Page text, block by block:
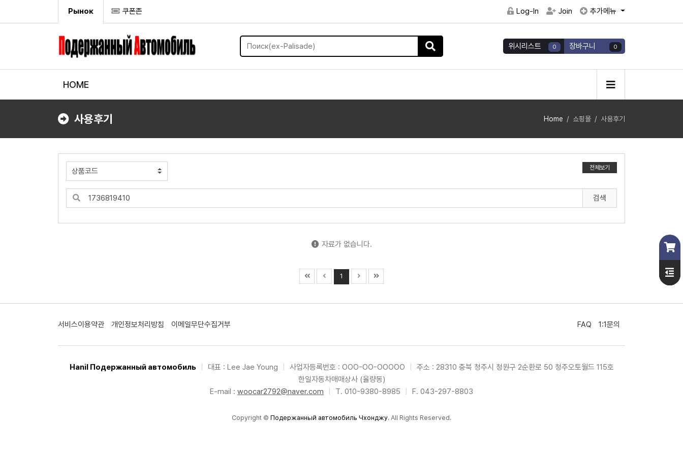
Рынок 쿠폰존 Log-In Join 추가메뉴
위시리스트 0 장바구니 0
HOME
사용후기 Home 쇼핑몰 사용후기
전체보기
검색
자료가 없습니다.
1
서비스이용약관 개인정보처리방침 이메일무단수집거부 FAQ 1:1문의
Hanil Подержанный автомобиль 대표 : Lee Jae Young 사업자등록번호 : OOO-OO-OOOOO
주소 : 28310 충북 청주시 청원구 2순환로 50 청주오토월드 115호
한일자동차매매상사 (율량동)
E-mail : woocar2792@naver.com T. 010-9380-8985 F. 043-297-8803
Copyright © Подержанный автомобиль Чхонджу. All Rights Reserved.